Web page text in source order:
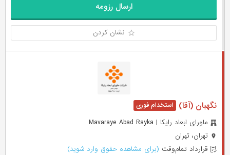
ارسال رزومه
نشان کردن
نگهبان (آقا)
ماورای ابعاد رایکا | Mavaraye Abad Rayka
تهران، تهران
قرارداد تمام‌وقت (برای مشاهده حقوق وارد شوید)